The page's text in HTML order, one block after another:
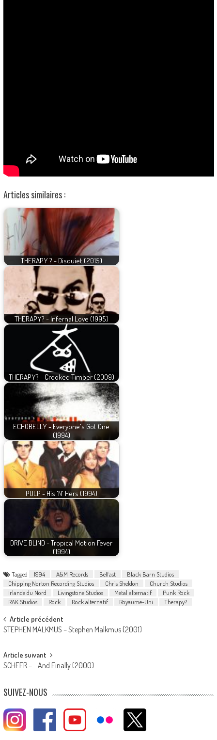
Articles similaires :
THERAPY ? - Disquiet (2015)
THERAPY? - Infernal Love (1995)
THERAPY? - Crooked Timber (2009)
ECHOBELLY - Everyone's Got One
(1994)
PULP - His 'N' Hers (1994)
DRIVE BLIND - Tropical Motion Fever
(1994)
Tagged 1994 A&M Records Belfast
Black Barn Studios
Chipping Norton Recording Studios
Chris Sheldon
Church Studios
Irlande du Nord
Livingstone Studios Metal alternatif
Punk Rock
RAK Studios
Rock Rock alternatif Royaume-Uni Therapy?
Post
navigation
Article précédent
STEPHEN MALKMUS – Stephen Malkmus (2001)
Article suivant
SCHEER – …And Finally (2000)
SUIVEZ-NOUS